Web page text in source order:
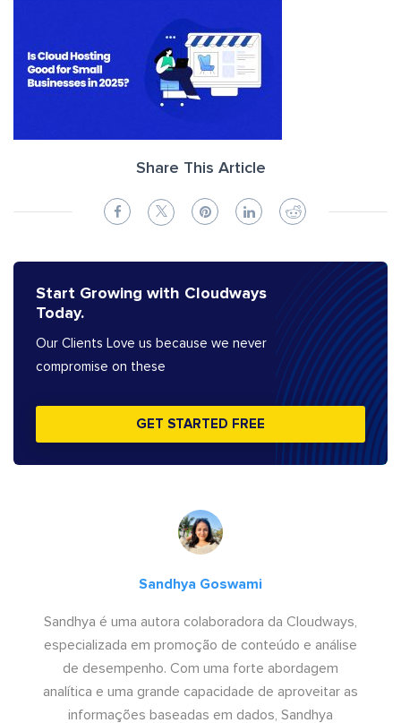
Share This Article
Start Growing with Cloudways
Today.
Our Clients Love us because we never
compromise on these
GET STARTED FREE
Sandhya Goswami
Sandhya é uma autora colaboradora da Cloudways,
especializada em promoção de conteúdo e análise
de desempenho. Com uma forte abordagem
analítica e uma grande capacidade de aproveitar as
informações baseadas em dados, Sandhya